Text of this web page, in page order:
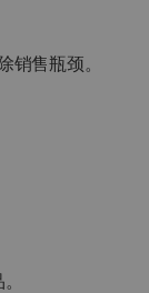
销售瓶颈。